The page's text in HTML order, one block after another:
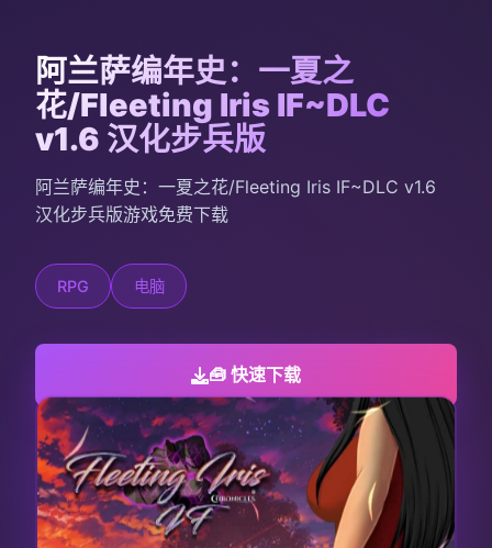
阿兰萨编年史：一夏之
花/Fleeting Iris IF~DLC
v1.6 汉化步兵版
阿兰萨编年史：一夏之花/Fleeting Iris IF~DLC v1.6
汉化步兵版游戏免费下载
RPG 电脑
🧰 快速下载